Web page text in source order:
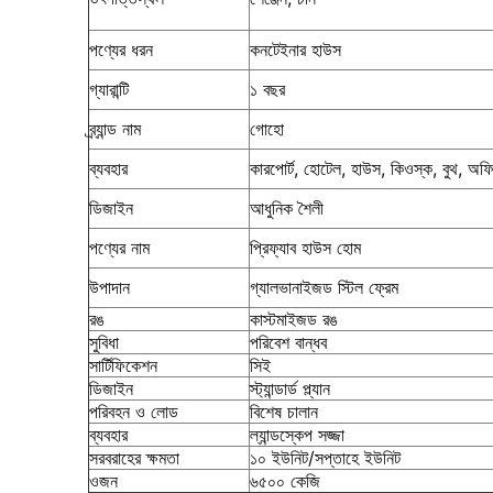
পণ্যের ধরন
কনটেইনার হাউস
গ্যারান্টি
১ বছর
ব্র্যান্ড নাম
গোহো
ব্যবহার
কারপোর্ট, হোটেল, হাউস, কিওস্ক, বুথ, অফিস,
ডিজাইন
আধুনিক শৈলী
পণ্যের নাম
প্রিফ্যাব হাউস হোম
উপাদান
গ্যালভানাইজড স্টিল ফ্রেম
রঙ
কাস্টমাইজড রঙ
সুবিধা
পরিবেশ বান্ধব
সার্টিফিকেশন
সিই
ডিজাইন
স্ট্যান্ডার্ড প্ল্যান
পরিবহন ও লোড
বিশেষ চালান
ব্যবহার
ল্যান্ডস্কেপ সজ্জা
সরবরাহের ক্ষমতা
১০ ইউনিট/সপ্তাহে ইউনিট
ওজন
৬৫০০ কেজি